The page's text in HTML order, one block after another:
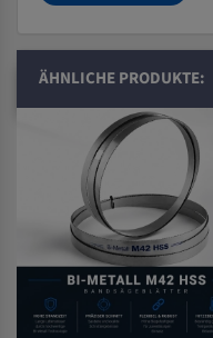
ÄHNLICHE PRODUKTE: